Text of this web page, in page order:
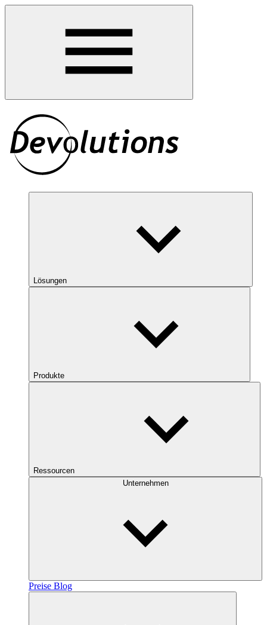
Lösungen
Produkte
Ressourcen
Unternehmen
Preise Blog